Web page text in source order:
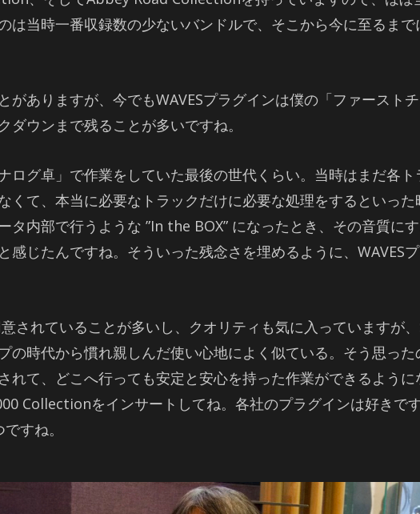
は当時一番収録数の少ないバンドルで、そこから今に至るま
がありますが、今でもWAVESプラグインは僕の「ファースト
ウンまで残ることが多いですね。
ログ卓」で作業をしていた最後の世代くらい。当時はまだ各
くて、本当に必要なトラックだけに必要な処理をするといっ
タ内部で行うような ”In the BOX” になったとき、その音質に
感じたんですね。そういった残念さを埋めるように、WAVES
されていることが多いし、クオリティも気に入っていますが
の時代から慣れ親しんだ使い心地によく似ている。そう思っ
れて、どこへ行っても安定と安心を持った作業ができるよう
Collectionをインサートしてね。各社のプラグインは好きで
すね。